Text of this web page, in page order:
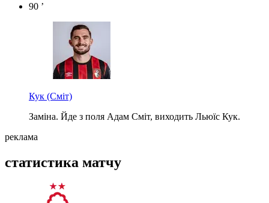
90 ’
Кук (Сміт)
Заміна. Йде з поля Адам Сміт, виходить Льюїс Кук.
реклама
статистика матчу